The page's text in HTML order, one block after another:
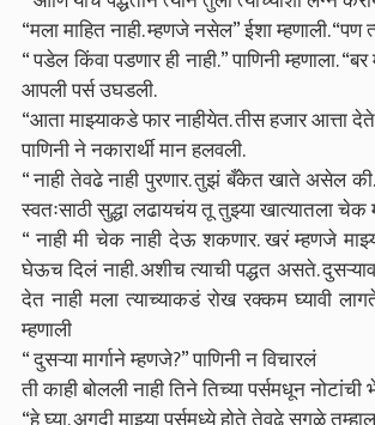
“मला माहित नाही. म्हणजे नसेल” ईशा म्हणाली.
“ पडेल किंवा पडणार ही नाही.” पाणिनी म्हणाला.
आपली पर्स उघडली.
“आता माझ्याकडे फार नाहीयेत. तीस हजार आत्ता
पाणिनी ने नकारार्थी मान हलवली.
“ नाही तेवढे नाही पुरणार. तुझं बँकेत खाते असेल
स्वतःसाठी सुद्धा लढायचंय तू तुझ्या खात्यातला चेक
“ नाही मी चेक नाही देऊ शकणार. खरं म्हणजे
घेऊच दिलं नाही. अशीच त्याची पद्धत असते.
देत नाही मला त्याच्याकडं रोख रक्कम घ्यावी
म्हणाली
“ दुसऱ्या मार्गाने म्हणजे?” पाणिनी न विचारलं
ती काही बोलली नाही तिने तिच्या पर्समधून